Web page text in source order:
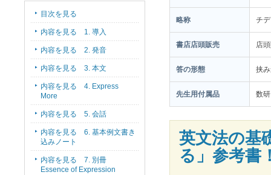
略称 チ
書店店頭販売 店
答の形態 挟
先生用付属品 数
英文法の基
る」参考書
目次を見る
内容を見る 1. 導入
内容を見る 2. 発音
内容を見る 3. 本文
内容を見る 4. Express
More
内容を見る 5. 会話
内容を見る 6. 基本例文書き
込みノート
内容を見る 7. 別冊
Essence of Expression